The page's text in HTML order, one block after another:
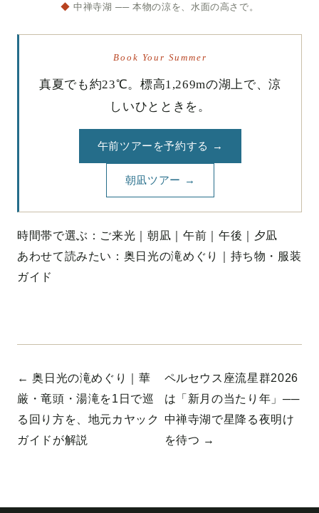
◆ 中禅寺湖 ── 本物の涼を、水面の高さで。
Book Your Summer
真夏でも約23℃。標高1,269mの湖上で、涼
しいひとときを。
午前ツアーを予約する →
朝凪ツアー →
時間帯で選ぶ： ご来光 ｜朝凪 午前 午後
夕凪
あわせて読みたい： 奥日光の滝めぐり
持ち物・服装
ガイド
← 奥日光の滝めぐり｜華
厳・竜頭・湯滝を1日で巡
る回り方を、地元カヤック
ガイドが解説
ペルセウス座流星群2026
は「新月の当たり年」──
中禅寺湖で星降る夜明け
を待つ →